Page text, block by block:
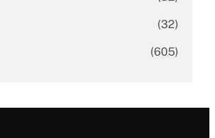
(32)
(605)